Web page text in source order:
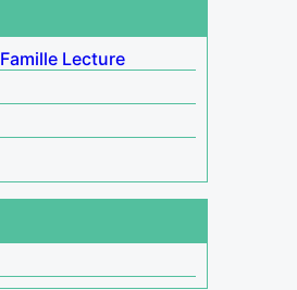
Famille Lecture